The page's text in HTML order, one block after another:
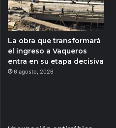
La obra que transformará
el ingreso a Vaqueros
entra en su etapa decisiva
6 agosto, 2026